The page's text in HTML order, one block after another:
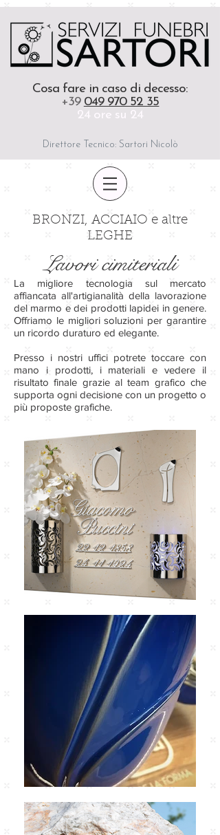
Cosa fare in caso di decesso:
+39 049 970 52 35
24 ore su 24
Direttore Tecnico: Sartori Nicolò
BRONZI, ACCIAIO e altre
LEGHE
Lavori cimiteriali
La migliore tecnologia sul mercato
affiancata all'artigianalità della lavorazione
del marmo e dei prodotti lapidei in genere.
Offriamo le migliori soluzioni per garantire
un ricordo duraturo ed elegante.
Presso i nostri uffici potrete toccare con
mano i prodotti, i materiali e vedere il
risultato finale grazie al team grafico che
supporta ogni decisione con un progetto o
più proposte grafiche.